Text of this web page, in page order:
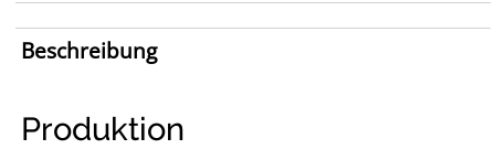
Beschreibung
Produktion